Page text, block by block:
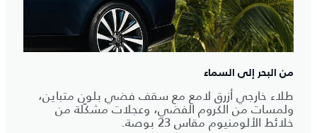
من البحر إلى السماء
طلاء خارجي أزرق لامع مع سقف فضي بلون متباين،
ولمسات من الكروم الفضي، وعجلات مشكّلة من
خلائط الألومنيوم مقاس 23 بوصة.